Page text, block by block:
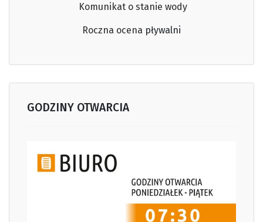
Komunikat o stanie wody
Roczna ocena pływalni
GODZINY OTWARCIA